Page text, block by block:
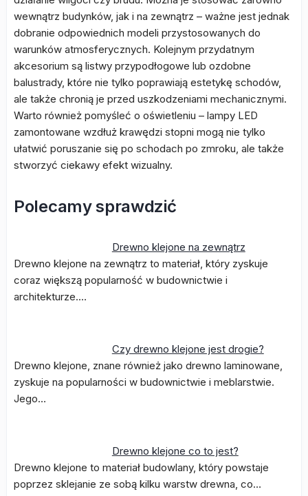
wewnątrz budynków, jak i na zewnątrz – ważne jest jednak
dobranie odpowiednich modeli przystosowanych do
warunków atmosferycznych. Kolejnym przydatnym
akcesorium są listwy przypodłogowe lub ozdobne
balustrady, które nie tylko poprawiają estetykę schodów,
ale także chronią je przed uszkodzeniami mechanicznymi.
Warto również pomyśleć o oświetleniu – lampy LED
zamontowane wzdłuż krawędzi stopni mogą nie tylko
ułatwić poruszanie się po schodach po zmroku, ale także
stworzyć ciekawy efekt wizualny.
Polecamy sprawdzić
Drewno klejone na zewnątrz
Drewno klejone na zewnątrz to materiał, który zyskuje
coraz większą popularność w budownictwie i
architekturze.…
Czy drewno klejone jest drogie?
Drewno klejone, znane również jako drewno laminowane,
zyskuje na popularności w budownictwie i meblarstwie.
Jego…
Drewno klejone co to jest?
Drewno klejone to materiał budowlany, który powstaje
poprzez sklejanie ze sobą kilku warstw drewna, co…